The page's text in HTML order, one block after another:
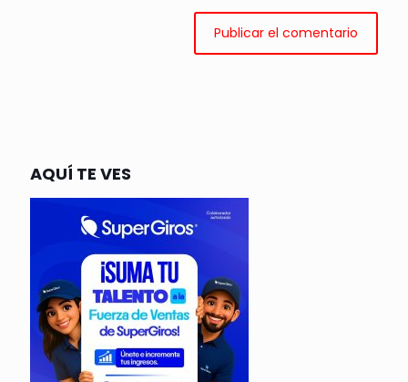
AQUÍ TE VES